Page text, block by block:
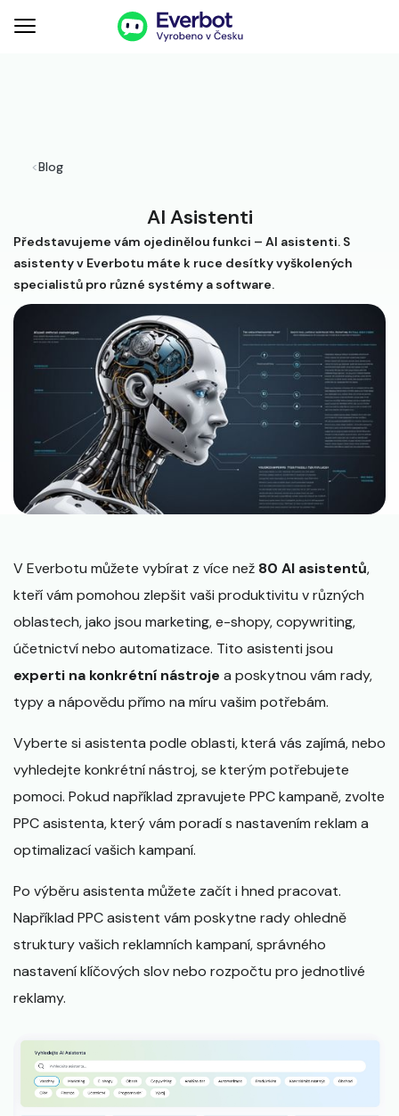
<Blog
AI Asistenti
Představujeme vám ojedinělou funkci – AI asistenti. S
asistenty v Everbotu máte k ruce desítky vyškolených
specialistů pro různé systémy a software.
V Everbotu můžete vybírat z více než 80 AI asistentů,
kteří vám pomohou zlepšit vaši produktivitu v různých
oblastech, jako jsou marketing, e-shopy, copywriting,
účetnictví nebo automatizace. Tito asistenti jsou
experti na konkrétní nástroje a poskytnou vám rady,
typy a nápovědu přímo na míru vašim potřebám.
Vyberte si asistenta podle oblasti, která vás zajímá, nebo
vyhledejte konkrétní nástroj, se kterým potřebujete
pomoci. Pokud například zpravujete PPC kampaně, zvolte
PPC asistenta, který vám poradí s nastavením reklam a
optimalizací vašich kampaní.
Po výběru asistenta můžete začít i hned pracovat.
Například PPC asistent vám poskytne rady ohledně
struktury vašich reklamních kampaní, správného
nastavení klíčových slov nebo rozpočtu pro jednotlivé
reklamy.